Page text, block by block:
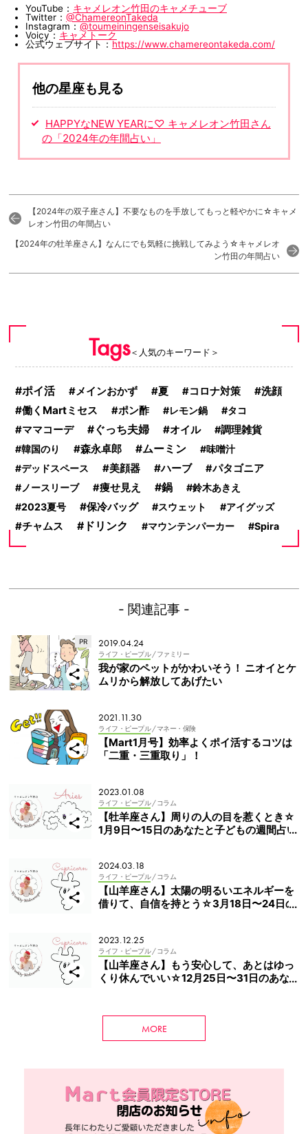
YouTube： キャメレオン竹田のキャメチューブ
Twitter： @ChamereonTakeda
Instagram： @toumeiningenseisakujo
Voicy： キャメトーク
公式ウェブサイト： https://www.chamereontakeda.com/
他の星座も見る
HAPPYなNEW YEARに♡ キャメレオン竹田さん
の「2024年の年間占い」
【2024年の双子座さん】不要なものを手放してもっと軽やかに☆キャメ
レオン竹田の年間占い
【2024年の牡羊座さん】なんにでも気軽に挑戦してみよう☆キャメレオ
ン竹田の年間占い
Tags＜人気のキーワード＞
ポイ活 メインおかず 夏 コロナ対策
洗顔
働くMartミセス
ポン酢 レモン鍋 タコ
ママコーデ ぐっち夫婦 オイル 調理雑貨
韓国のり 森永卓郎 ムーミン
味噌汁
デッドスペース
美顔器 ハーブ パタゴニア
ノースリーブ 痩せ見え 鍋
鈴木あきえ
2023夏号
保冷バッグ スウェット アイグッズ
チャムス ドリンク マウンテンパーカー Spira
- 関連記事 -
2019.04.24
ライフ・ピープル / ファミリー
我が家のペットがかわいそう！ ニオイとケ
ムリから解放してあげたい
2021.11.30
ライフ・ピープル / マネー・保険
【Mart1月号】効率よくポイ活するコツは
「二重・三重取り」！
2023.01.08
ライフ・ピープル / コラム
【牡羊座さん】周りの人の目を惹くとき☆
1月9日〜15日のあなたと子どもの週間占い
2024.03.18
ライフ・ピープル / コラム
【山羊座さん】太陽の明るいエネルギーを
借りて、自信を持とう☆3月18日〜24日の
2023.12.25
ライフ・ピープル / コラム
【山羊座さん】もう安心して、あとはゆっ
くり休んでいい☆12月25日〜31日のあな
MORE